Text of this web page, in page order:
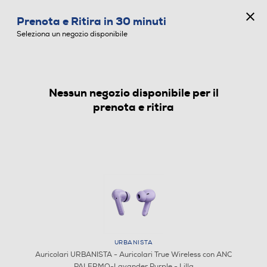
AURICOLARI
Prenota e Ritira in 30 minuti
Seleziona un negozio disponibile
Nessun negozio disponibile per il
prenota e ritira
URBANISTA
Auricolari URBANISTA - Auricolari True Wireless con ANC